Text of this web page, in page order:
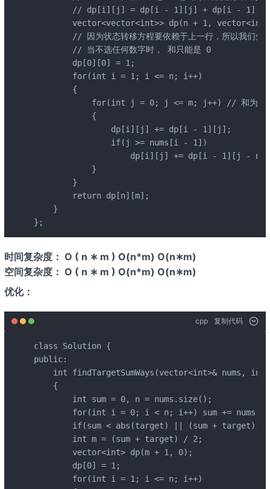
// dp[i][j] = dp[i - 1][j] + dp[i - 1][j
vector<vector<int>> dp(n + 1,
// 因为状态转移方程要依赖于上一行，所以我们先
        // 当不选任何数字时， 和只能是 0
        dp[0][0] = 1;
        for(int i = 1; i <= n; i++)
        {
for(int j = 0; j <= m; j++) // 和为 0,
            {
                dp[i][j] += dp[i - 1][j];
                if(j >= nums[i - 1])
dp[i][j] += dp[i - 1][j -
            }
        }
        return dp[n][m];
    }
};
时间复杂度： O ( n ∗ m ) O(n*m) O(n∗m)
空间复杂度： O ( n ∗ m ) O(n*m) O(n∗m)
优化：
cpp 复制代码
class Solution {
public:
int findTargetSumWays(vector<int>& nums,
    {
        int sum = 0, n = nums.size();
for(int i = 0; i < n; i++) sum +=
if(sum < abs(target) || (sum + target) %
        int m = (sum + target) / 2;
        vector<int> dp(m + 1, 0);
        dp[0] = 1;
        for(int i = 1; i <= n; i++)